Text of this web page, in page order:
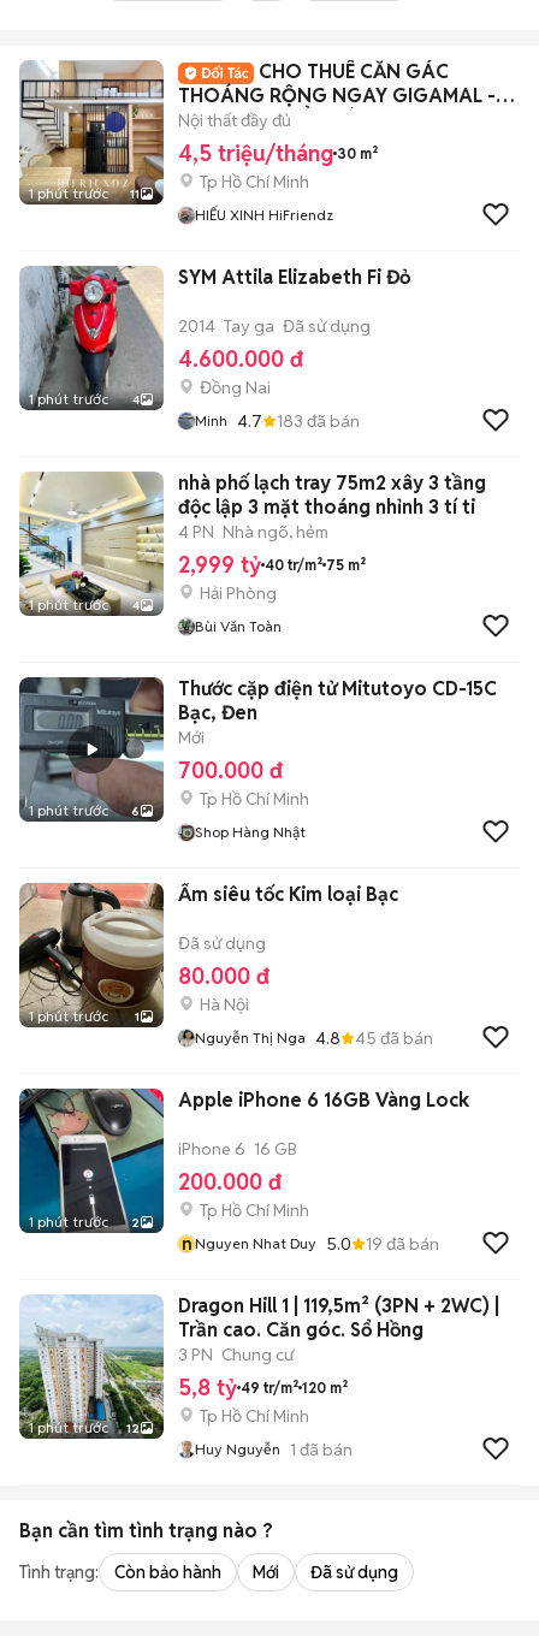
1 phút trước 11
CHO THUÊ CĂN GÁC
THOÁNG RỘNG NGAY GIGAMAL -
TIỆN Di CHUYỂN CÁC QUẬN
Nội thất đầy đủ
4,5 triệu/tháng 30 m²
Tp Hồ Chí Minh
HIẾU XINH HiFriendz
1 phút trước 4
SYM Attila Elizabeth Fi Đỏ
2014 Tay ga Đã sử dụng
4.600.000 đ
Đồng Nai
Minh 4.7 183 đã bán
1 phút trước 4
nhà phố lạch tray 75m2 xây 3 tầng
độc lập 3 mặt thoáng nhỉnh 3 tí ti
4 PN Nhà ngõ, hẻm
2,999 tỷ 40 tr/m² 75 m²
Hải Phòng
Bùi Văn Toàn
1 phút trước 6
Thước cặp điện tử Mitutoyo CD-15C
Bạc, Đen
Mới
700.000 đ
Tp Hồ Chí Minh
Shop Hàng Nhật
1 phút trước 1
Ấm siêu tốc Kim loại Bạc
Đã sử dụng
80.000 đ
Hà Nội
Nguyễn Thị Nga 4.8 45 đã bán
1 phút trước 2
Apple iPhone 6 16GB Vàng Lock
iPhone 6 16 GB
200.000 đ
Tp Hồ Chí Minh
nNguyen Nhat Duy 5.0 19 đã bán
1 phút trước 12
Dragon Hill 1 | 119,5m² (3PN + 2WC) |
Trần cao. Căn góc. Sổ Hồng
3 PN Chung cư
5,8 tỷ 49 tr/m² 120 m²
Tp Hồ Chí Minh
Huy Nguyễn 1 đã bán
Bạn cần tìm tình trạng nào ?
Tình trạng: Còn bảo hành Mới Đã sử dụng